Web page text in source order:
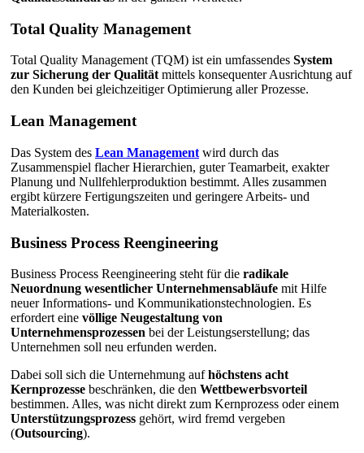
Total Quality Management
Total Quality Management (TQM) ist ein umfassendes System
zur Sicherung der Qualität mittels konsequenter Ausrichtung auf
den Kunden bei gleichzeitiger Optimierung aller Prozesse.
Lean Management
Das System des Lean Management wird durch das
Zusammenspiel flacher Hierarchien, guter Teamarbeit, exakter
Planung und Nullfehlerproduktion bestimmt. Alles zusammen
ergibt kürzere Fertigungszeiten und geringere Arbeits- und
Materialkosten.
Business Process Reengineering
Business Process Reengineering steht für die radikale
Neuordnung wesentlicher Unternehmensabläufe mit Hilfe
neuer Informations- und Kommunikationstechnologien. Es
erfordert eine völlige Neugestaltung von
Unternehmensprozessen bei der Leistungserstellung; das
Unternehmen soll neu erfunden werden.
Dabei soll sich die Unternehmung aufhöchstens acht
Kernprozesse beschränken, die den Wettbewerbsvorteil
bestimmen. Alles, was nicht direkt zum Kernprozess oder einem
Unterstützungsprozess gehört, wird fremd vergeben
(Outsourcing).